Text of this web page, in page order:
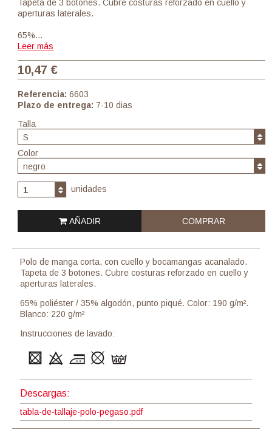
Tapeta de 3 botones. Cubre costuras reforzado en cuello y
aperturas laterales.
65%…
Leer más
10,47 €
Referencia:6603
Plazo de entrega: 7-10 dias
Talla
S
Color
negro
1 unidades
AÑADIR COMPRAR
Polo de manga corta, con cuello y bocamangas acanalado.
Tapeta de 3 botones. Cubre costuras reforzado en cuello y
aperturas laterales.
65% poliéster / 35% algodón, punto piqué. Color: 190 g/m².
Blanco: 220 g/m²
Instrucciones de lavado:
Descargas:
tabla-de-tallaje-polo-pegaso.pdf